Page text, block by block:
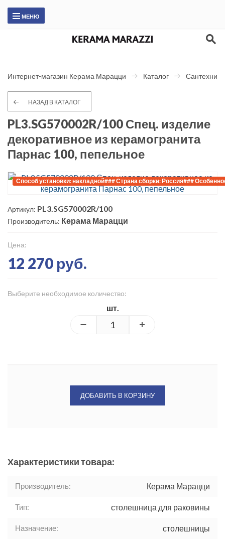
МЕНЮ
Интернет-магазин Керама Марацци Каталог Сантехника
НАЗАД В КАТАЛОГ
PL3.SG570002R/100 Спец. изделие
декоративное из керамогранита
Парнас 100, пепельное
Способ установки: накладной### Страна сборки: Россия###
Артикул: PL3.SG570002R/100
Производитель: Керама Марацци
Цена:
12 270 руб.
Выберите необходимое количество:
шт.
ДОБАВИТЬ В КОРЗИНУ
Характеристики товара:
Производитель: Керама Марацци
Тип: столешница для раковины
Назначение: столешницы